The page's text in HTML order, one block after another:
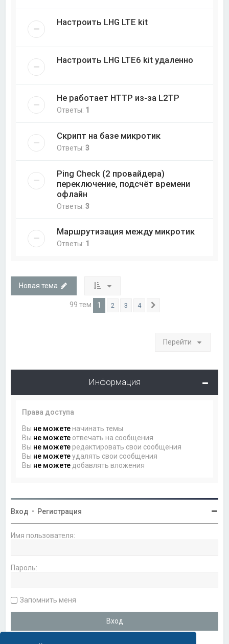
Настроить LHG LTE kit
Настроить LHG LTE6 kit удаленно
Не работает HTTP из-за L2TP
Ответы: 1
Скрипт на базе микротик
Ответы:3
Ping Check (2 провайдера)
переключение, подсчёт времени
офлайн
Ответы:3
Маршрутизация между микротик
Ответы: 1
Новая тема
99 тем 1 2 3 4
Перейти
Информация
Права доступа
Вы не можете начинать темы
Вы не можете отвечать на сообщения
Вы не можете редактировать свои сообщения
Вы не можетеудалять свои сообщения
Вы не можете добавлять вложения
Вход • Регистрация
Имя пользователя:
Пароль:
Запомнить меня